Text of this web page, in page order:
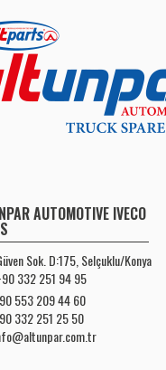
AUTOMOTIVE IVECO
Sok. D:175, Selçuklu/Konya
332 251 94 95
553 209 44 60
332 251 25 50